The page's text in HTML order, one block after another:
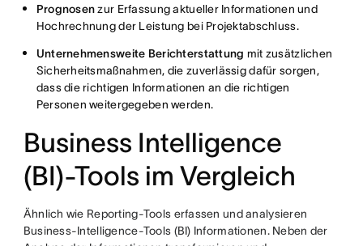
Prognosenzur Erfassung aktueller Informationen und
Hochrechnung der Leistung bei Projektabschluss.
Unternehmensweite Berichterstattung mit zusätzlichen
Sicherheitsmaßnahmen, die zuverlässig dafür sorgen,
dass die richtigen Informationen an die richtigen
Personen weitergegeben werden.
Business Intelligence
(BI)-Tools im Vergleich
Ähnlich wie Reporting-Tools erfassen und analysieren
Business-Intelligence-Tools (BI) Informationen. Neben der